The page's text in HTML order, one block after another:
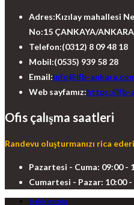
Adres:Kızılay mahallesi
No:15 ÇANKAYA/ANKARA
Telefon:(0312) 8 09 48 18
Mobil:(0535) 939 58 28
Email:info@ifb-
Web sayfamız:https://ifb-
Ofis çalışma saatleri
Randevu oluşturmanızı rica
Pazartesi - Cuma: 09:00 -
Cumartesi - Pazar: 10:00 -
Hakkımızda